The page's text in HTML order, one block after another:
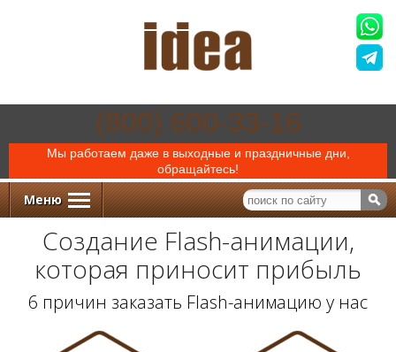
(800) 600-33-16
Мы работаем даже в выходные и праздничные дни,
обращайтесь!
Меню
Создание Flash-анимации,
которая приносит прибыль
6 причин заказать Flash-анимацию у нас